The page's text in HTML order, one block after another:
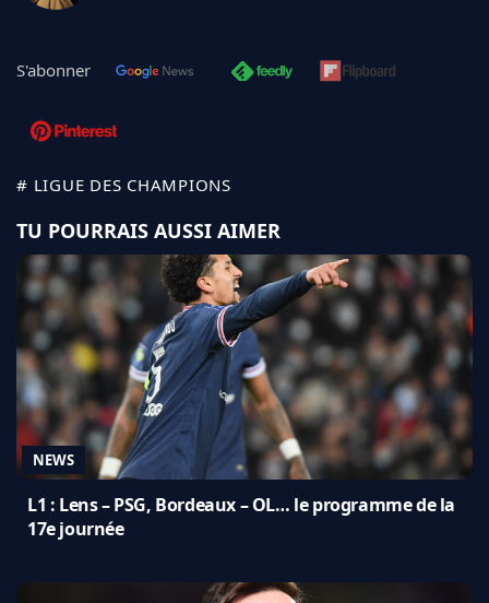
S'abonner
# LIGUE DES CHAMPIONS
TU POURRAIS AUSSI AIMER
NEWS
L1 : Lens – PSG, Bordeaux – OL… le programme de la
17e journée